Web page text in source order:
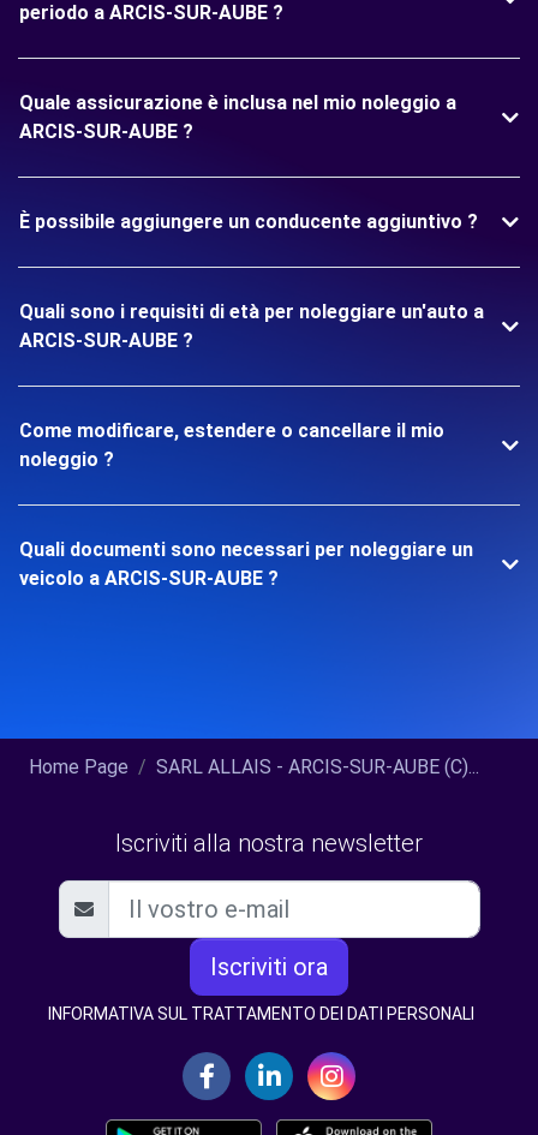
periodo a ARCIS-SUR-AUBE ?
Quale assicurazione è inclusa nel mio noleggio a
ARCIS-SUR-AUBE ?
È possibile aggiungere un conducente aggiuntivo ?
Quali sono i requisiti di età per noleggiare un'auto a
ARCIS-SUR-AUBE ?
Come modificare, estendere o cancellare il mio
noleggio ?
Quali documenti sono necessari per noleggiare un
veicolo a ARCIS-SUR-AUBE ?
Home Page SARL ALLAIS - ARCIS-SUR-AUBE (C)...
Iscriviti alla nostra newsletter
Iscriviti ora
INFORMATIVA SUL TRATTAMENTO DEI DATI PERSONALI